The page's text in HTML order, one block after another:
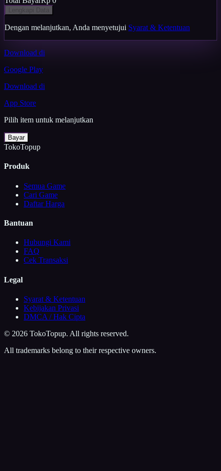
Dengan melanjutkan, Anda menyetujui Syarat & Ketentuan
Download di
Google Play
Download di
App Store
Pilih item untuk melanjutkan
Bayar
TokoTopup
Produk
Semua Game
Cari Game
Daftar Harga
Bantuan
Hubungi Kami
FAQ
Cek Transaksi
Legal
Syarat & Ketentuan
Kebijakan Privasi
DMCA / Hak Cipta
© 2026 TokoTopup. All rights reserved.
All trademarks belong to their respective owners.